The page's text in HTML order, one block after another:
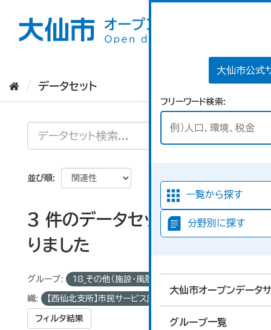
大仙市公式
フリーワード検索
一覧から探す
分野別に探す
大仙市オープンデータ
グループ一覧
データセット
並び順
3 件のデータセットが見つか
りました
グループ: 18_その他（施設・風景・イベント画像）
織: 【西仙北支所】市民サービス課
フィルタ結果